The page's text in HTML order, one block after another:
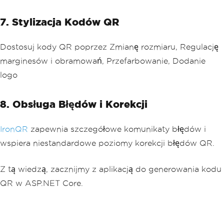
7. Stylizacja Kodów QR
Dostosuj kody QR poprzez Zmianę rozmiaru, Regulację
marginesów i obramowań, Przefarbowanie, Dodanie
logo
8. Obsługa Błędów i Korekcji
IronQR zapewnia szczegółowe komunikaty błędów i
wspiera niestandardowe poziomy korekcji błędów QR.
Z tą wiedzą, zacznijmy z aplikacją do generowania kodu
QR w ASP.NET Core.